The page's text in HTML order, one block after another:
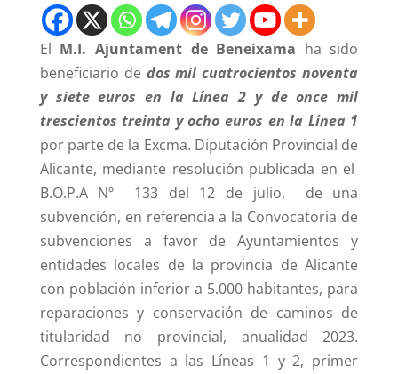
El M.I. Ajuntament de Beneixama ha sido
beneficiario de dos mil cuatrocientos noventa
y siete euros en la Línea 2 y de once mil
trescientos treinta y ocho euros en la Línea 1
por parte de la Excma. Diputación Provincial de
Alicante, mediante resolución publicada en el
B.O.P.A Nº 133 del 12 de julio, de una
subvención, en referencia a la Convocatoria de
subvenciones a favor de Ayuntamientos y
entidades locales de la provincia de Alicante
con población inferior a 5.000 habitantes, para
reparaciones y conservación de caminos de
titularidad no provincial, anualidad 2023.
Correspondientes a las Líneas 1 y 2, primer